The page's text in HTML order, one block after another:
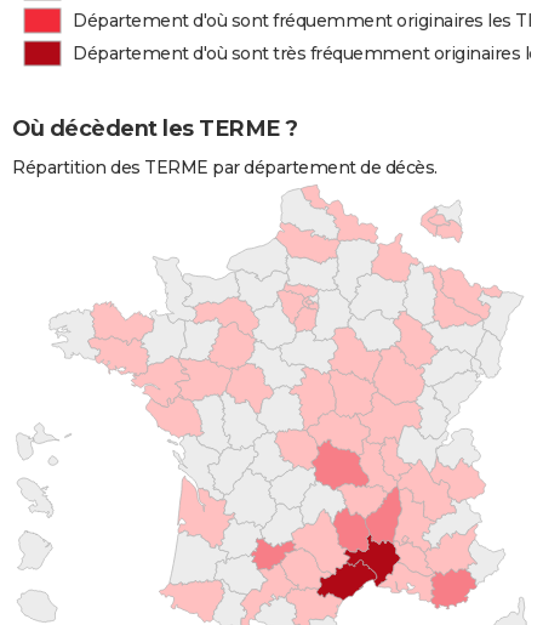
Département d'où sont fréquemment originaires les
Département d'où sont très fréquemment originaires
Où décèdent les TERME ?
Répartition des TERME par département de décès.